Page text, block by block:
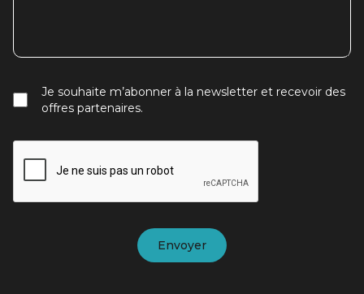
Je souhaite m’abonner à la newsletter et recevoir des
offres partenaires.